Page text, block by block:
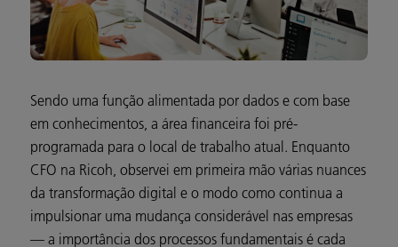
Sendo uma função alimentada por dados e com base
em conhecimentos, a área financeira foi pré-
programada para o local de trabalho atual. Enquanto
CFO na Ricoh, observei em primeira mão várias nuances
da transformação digital e o modo como continua a
impulsionar uma mudança considerável nas empresas
— a importância dos processos fundamentais é cada